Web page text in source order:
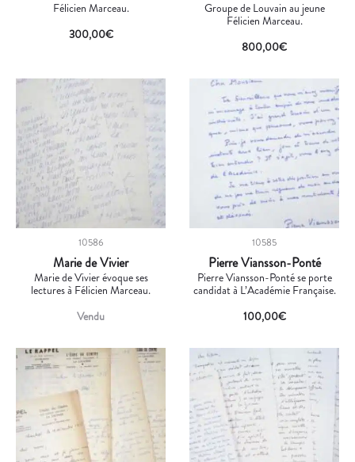
Félicien Marceau.
300,00€
Groupe de Louvain au jeune
Félicien Marceau.
800,00€
10586
Marie de Vivier
Marie de Vivier évoque ses
lectures à Félicien Marceau.
Vendu
10585
Pierre Viansson-Ponté
Pierre Viansson-Ponté se porte
candidat à L’Académie Française.
100,00€